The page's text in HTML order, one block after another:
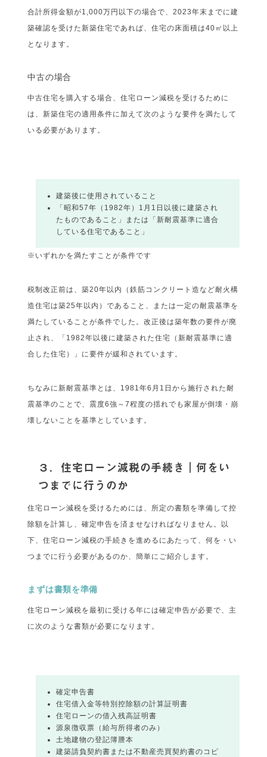
合計所得金額が1,000万円以下の場合で、2023年末までに建
築確認を受けた新築住宅であれば、住宅の床面積は40㎡以上
となります。
中古の場合
中古住宅を購入する場合、住宅ローン減税を受けるために
は、新築住宅の適用条件に加えて次のような要件を満たして
いる必要があります。
建築後に使用されていること
「昭和57年（1982年）1月1日以後に建築され
たものであること」または「新耐震基準に適合
している住宅であること」
※いずれかを満たすことが条件です
税制改正前は、築20年以内（鉄筋コンクリート造など耐火構
造住宅は築25年以内）であること、または一定の耐震基準を
満たしていることが条件でした。改正後は築年数の要件が廃
止され、「1982年以後に建築された住宅（新耐震基準に適
合した住宅）」に要件が緩和されています。
ちなみに新耐震基準とは、1981年6月1日から施行された耐
震基準のことで、震度6強～7程度の揺れでも家屋が倒壊・崩
壊しないことを基準としています。
３．住宅ローン減税の手続き｜何をい
つまでに行うのか
住宅ローン減税を受けるためには、所定の書類を準備して控
除額を計算し、確定申告を済ませなければなりません。以
下、住宅ローン減税の手続きを進めるにあたって、何を・い
つまでに行う必要があるのか、簡単にご紹介します。
まずは書類を準備
住宅ローン減税を最初に受ける年には確定申告が必要で、主
に次のような書類が必要になります。
確定申告書
住宅借入金等特別控除額の計算証明書
住宅ローンの借入残高証明書
源泉徴収票（給与所得者のみ）
土地建物の登記簿謄本
建築請負契約書または不動産売買契約書のコピ